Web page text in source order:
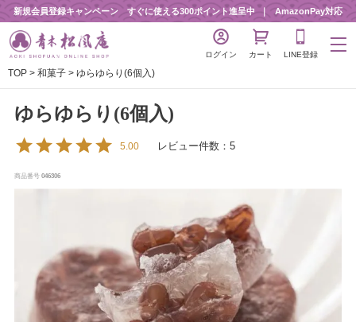
新規会員登録キャンペーン すぐに使える300ポイント進呈中 AmazonPay対応
ログイン カート LINE登録
TOP 和菓子 ゆらゆらり(6個入)
ゆらゆらり(6個入)
5.00 レビュー件数：5
商品番号 046306